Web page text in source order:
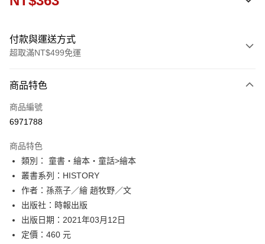
付款與運送方式
超取滿NT$499免運
信用卡一次付款
ATM付款
運送方式
付款後全家取貨
每筆NT$60，滿NT$499(含以上)免運費
付款後7-11取貨
每筆NT$60，滿NT$499(含以上)免運費
宅配
商品特色
商品編號
6971788
商品特色
類別： 童書‧繪本‧童話>繪本
叢書系列：HISTORY
作者：孫燕子／繪 趙牧野／文
出版社：時報出版
出版日期：2021年03月12日
定價：460 元